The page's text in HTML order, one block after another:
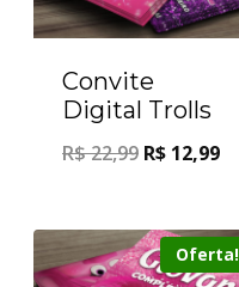
Convite
Digital Trolls
R$22,99 R$ 12,99
Oferta!